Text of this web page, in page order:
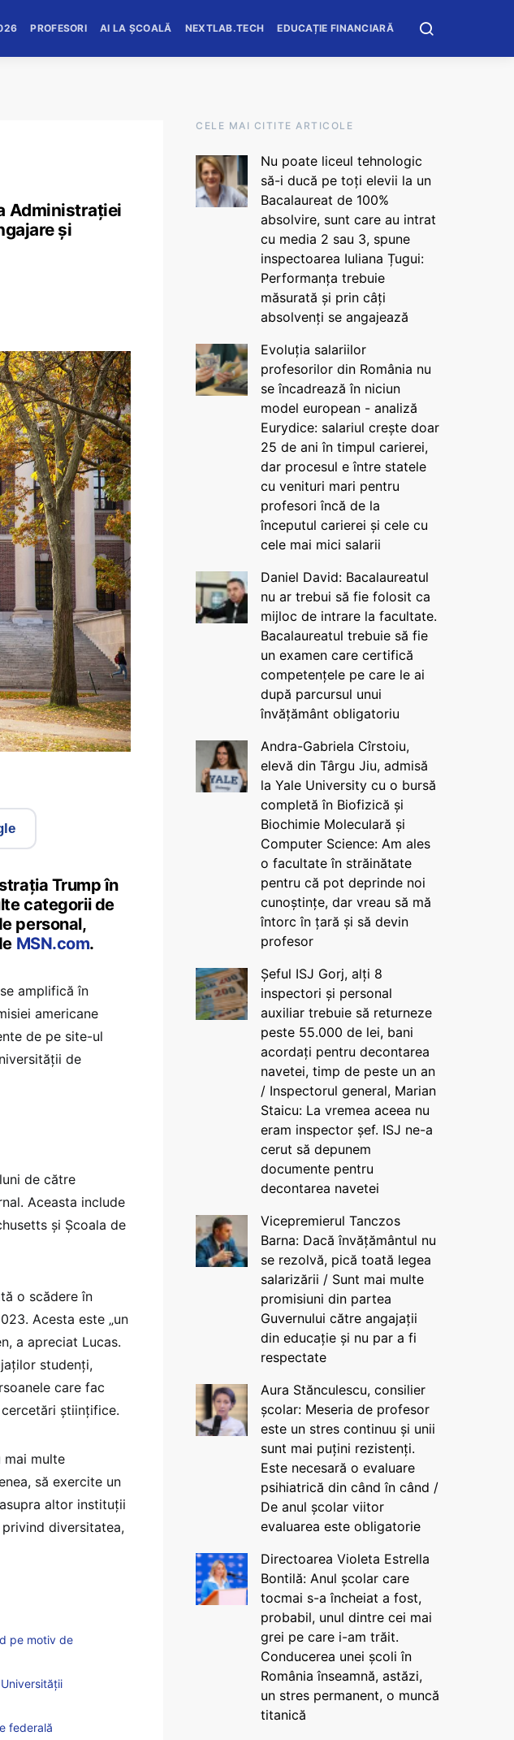
PROFESORI AI LA ȘCOALĂ NEXTLAB.TECH EDUCAȚIE FINANCIARĂ
Administrației
și
Trump în
categorii de
personal,
MSN.com.
amplifică în
americane
de pe site-ul
de
de către
Aceasta include
și Școala de
o scădere în
Acesta este „un
a apreciat Lucas.
studenți,
care fac
științifice.
mai multe
să exercite un
altor instituții
diversitatea,
pe motiv de
federală
CELE MAI CITITE ARTICOLE
Nu poate liceul tehnologic
să-i ducă pe toți elevii la un
Bacalaureat de 100%
absolvire, sunt care au intrat
cu media 2 sau 3, spune
inspectoarea Iuliana Țugui:
Performanța trebuie
măsurată și prin câți
absolvenți se angajează
Evoluția salariilor
profesorilor din România nu
se încadrează în niciun
model european - analiză
Eurydice: salariul crește doar
25 de ani în timpul carierei,
dar procesul e între statele
cu venituri mari pentru
profesori încă de la
începutul carierei și cele cu
cele mai mici salarii
Daniel David: Bacalaureatul
nu ar trebui să fie folosit ca
mijloc de intrare la facultate.
Bacalaureatul trebuie să fie
un examen care certifică
competențele pe care le ai
după parcursul unui
învățământ obligatoriu
Andra-Gabriela Cîrstoiu,
elevă din Târgu Jiu, admisă
la Yale University cu o bursă
completă în Biofizică și
Biochimie Moleculară și
Computer Science: Am ales
o facultate în străinătate
pentru că pot deprinde noi
cunoștințe, dar vreau să mă
întorc în țară și să devin
profesor
Șeful ISJ Gorj, alți 8
inspectori și personal
auxiliar trebuie să returneze
peste 55.000 de lei, bani
acordați pentru decontarea
navetei, timp de peste un an
/ Inspectorul general, Marian
Staicu: La vremea aceea nu
eram inspector șef. ISJ ne-a
cerut să depunem
documente pentru
decontarea navetei
Vicepremierul Tanczos
Barna: Dacă învățământul nu
se rezolvă, pică toată legea
salarizării / Sunt mai multe
promisiuni din partea
Guvernului către angajații
din educație și nu par a fi
respectate
Aura Stănculescu, consilier
școlar: Meseria de profesor
este un stres continuu și unii
sunt mai puțini rezistenți.
Este necesară o evaluare
psihiatrică din când în când /
De anul școlar viitor
evaluarea este obligatorie
Directoarea Violeta Estrella
Bontilă: Anul școlar care
tocmai s-a încheiat a fost,
probabil, unul dintre cei mai
grei pe care i-am trăit.
Conducerea unei școli în
România înseamnă, astăzi,
un stres permanent, o muncă
titanică